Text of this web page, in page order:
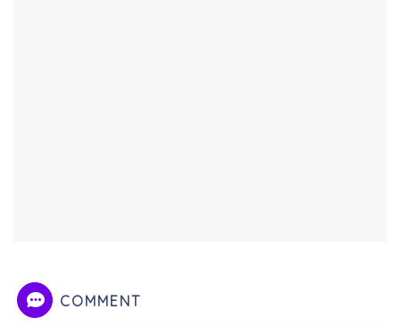
COMMENT